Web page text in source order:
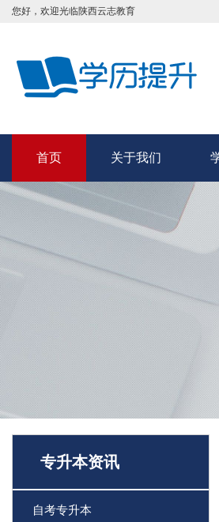
您好，欢迎光临陕西云志教育
首页 关于我们
专升本资讯
自考专升本